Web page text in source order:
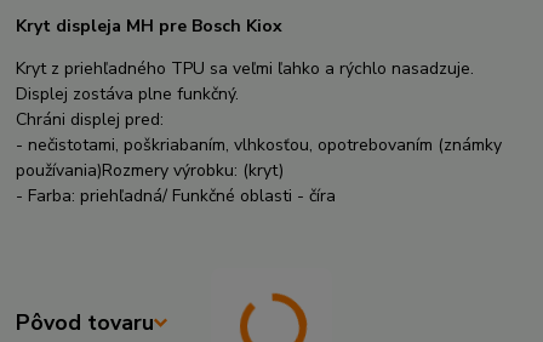
Kryt displeja MH pre Bosch Kiox
Kryt z priehľadného TPU sa veľmi ľahko a rýchlo nasadzuje.
Displej zostáva plne funkčný.
Chráni displej pred:
- nečistotami, poškriabaním, vlhkosťou, opotrebovaním (známky
používania)Rozmery výrobku: (kryt)
- Farba: priehľadná/ Funkčné oblasti - číra
Pôvod tovaru